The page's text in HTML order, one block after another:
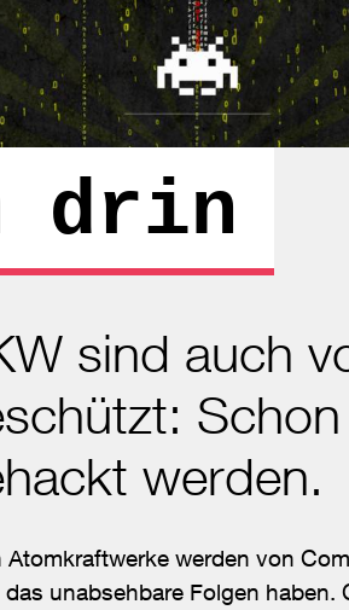
drin
sind auch
werden.
Atomkraftwerke werden von
das unabsehbare Folgen